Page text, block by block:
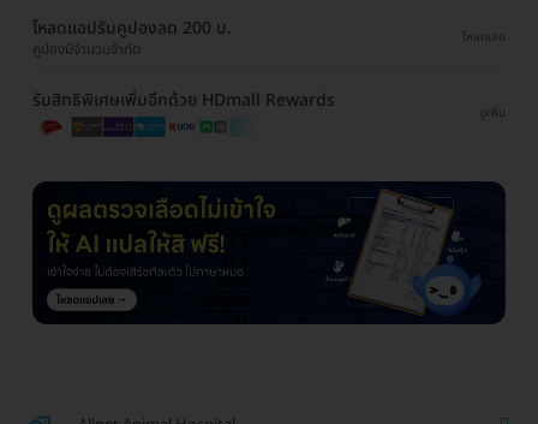
โหลดแอปรับคูปองลด 200 บ.
คูปองมีจำนวนจำกัด
โหลดเลย
รับสิทธิพิเศษเพิ่มอีกด้วย HDmall Rewards
ดูเพิ่ม